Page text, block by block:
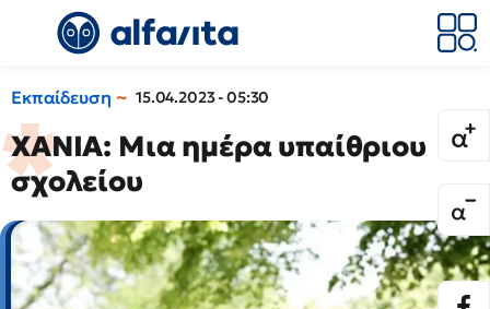
Εκπαίδευση 15.04.2023 - 05:30
ΧΑΝΙΑ: Μια ημέρα υπαίθριου
σχολείου